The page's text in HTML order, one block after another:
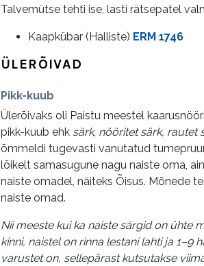
Talvemütse tehti ise, lasti rätsepatel
Kaapkübar (Halliste) ERM 1746
ÜLERÕIVAD
Pikk-kuub
Ülerõivaks oli Paistu meestel
pikk-kuub ehk särk, nööritet särk, rautet
õmmeldi tugevasti vanutatud
lõikelt samasugune nagu naiste oma,
naiste omadel, näiteks Õisus. Mõnede
naiste omad.
Nii meeste kui ka naiste särgid on ühte
kinni, naistel on rinna lestani lahti ja 1–9
varustet on, sellepärast kutsutakse